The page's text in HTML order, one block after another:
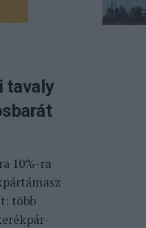
tavaly
10%-ra
több